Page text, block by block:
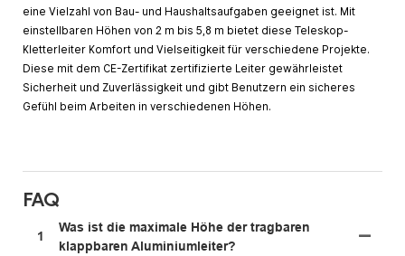
eine Vielzahl von Bau- und Haushaltsaufgaben geeignet ist. Mit
einstellbaren Höhen von 2 m bis 5,8 m bietet diese Teleskop-
Kletterleiter Komfort und Vielseitigkeit für verschiedene Projekte.
Diese mit dem CE-Zertifikat zertifizierte Leiter gewährleistet
Sicherheit und Zuverlässigkeit und gibt Benutzern ein sicheres
Gefühl beim Arbeiten in verschiedenen Höhen.
FAQ
1
Was ist die maximale Höhe der tragbaren
klappbaren Aluminiumleiter?